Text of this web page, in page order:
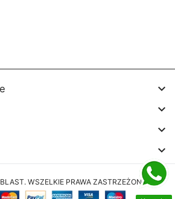




WSZELKIE PRAWA ZASTRZEŻONE